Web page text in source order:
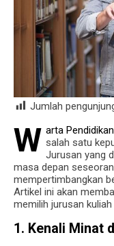
Jumlah
W arta
salah satu
Jurusan yang
masa depan
mempertimbangkan
Artikel ini akan
memilih jurusan
1. Kenali Minat